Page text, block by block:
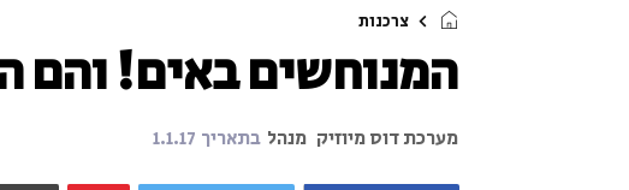
צרכנות
המנוחשים באים! והם
מערכת דוס מיוזיק מנהל בתאריך 1.1.17